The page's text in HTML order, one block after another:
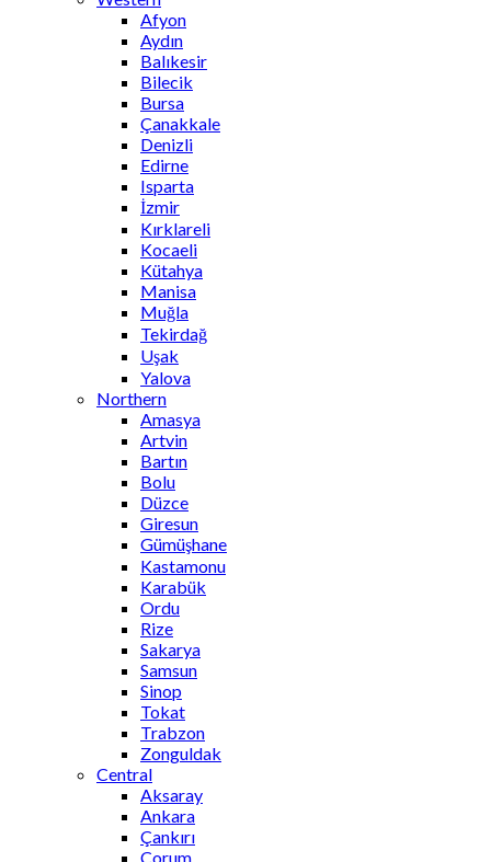
Afyon
Aydın
Balıkesir
Bilecik
Bursa
Çanakkale
Denizli
Edirne
Isparta
İzmir
Kırklareli
Kocaeli
Kütahya
Manisa
Muğla
Tekirdağ
Uşak
Yalova
Northern
Amasya
Artvin
Bartın
Bolu
Düzce
Giresun
Gümüşhane
Kastamonu
Karabük
Ordu
Rize
Sakarya
Samsun
Sinop
Tokat
Trabzon
Zonguldak
Central
Aksaray
Ankara
Çankırı
Çorum